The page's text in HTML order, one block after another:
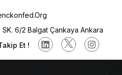
SK. 6/2 Balgat Çankaya Ankara
Et !